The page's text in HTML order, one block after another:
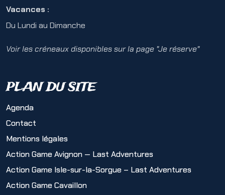
Vacances :
Du Lundi au Dimanche
Voir les créneaux disponibles sur la page "Je réserve"
PLAN DU SITE
Agenda
Contact
Mentions légales
Action Game Avignon — Last Adventures
Action Game Isle-sur-la-Sorgue – Last Adventures
Action Game Cavaillon